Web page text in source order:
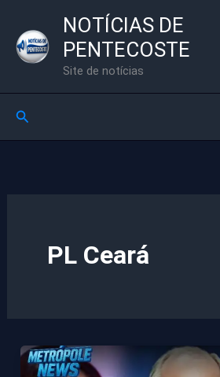
para
NOTÍCIAS DE
PENTECOSTE
Site de notícias
Pesquisar
PL Ceará